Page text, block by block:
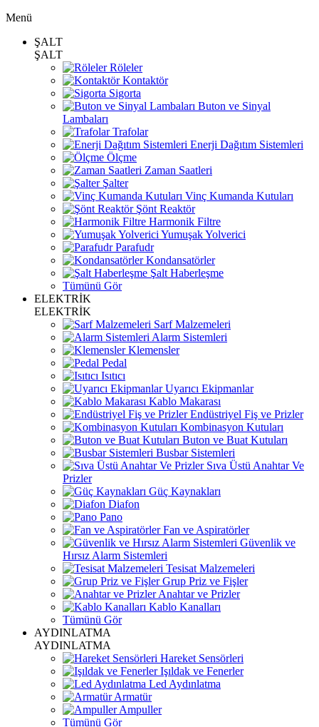
Menü
ŞALT
ŞALT
Röleler
Kontaktör
Sigorta
Buton ve Sinyal
Lambaları
Trafolar
Enerji Dağıtım Sistemleri
Ölçme
Zaman Saatleri
Şalter
Vinç Kumanda Kutuları
Şönt Reaktör
Harmonik Filtre
Yumuşak Yolverici
Parafudr
Kondansatörler
Şalt Haberleşme
Tümünü Gör
ELEKTRİK
ELEKTRİK
Sarf Malzemeleri
Alarm Sistemleri
Klemensler
Pedal
Isıtıcı
Uyarıcı Ekipmanlar
Kablo Makarası
Endüstriyel Fiş ve Prizler
Kombinasyon Kutuları
Buton ve Buat Kutuları
Busbar Sistemleri
Sıva Üstü Anahtar Ve
Prizler
Güç Kaynakları
Diafon
Pano
Fan ve Aspiratörler
Güvenlik ve
Hırsız Alarm Sistemleri
Tesisat Malzemeleri
Grup Priz ve Fişler
Anahtar ve Prizler
Kablo Kanalları
Tümünü Gör
AYDINLATMA
AYDINLATMA
Hareket Sensörleri
Işıldak ve Fenerler
Led Aydınlatma
Armatür
Ampuller
Tümünü Gör